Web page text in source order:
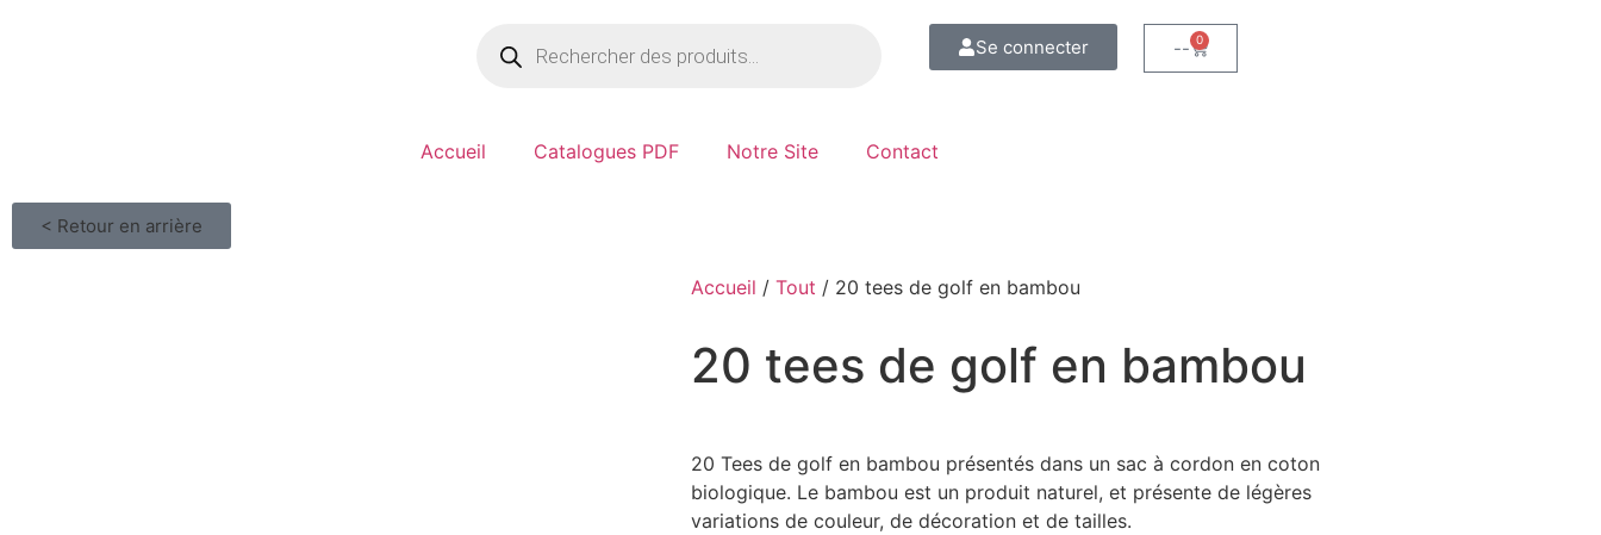
Se connecter -- 0
Accueil Catalogues PDF Notre Site Contact
< Retour en arrière
Accueil / Tout / 20 tees de golf en bambou
20 tees de golf en bambou
20 Tees de golf en bambou présentés dans un sac à cordon en coton
biologique. Le bambou est un produit naturel, et présente de légères
variations de couleur, de décoration et de tailles.